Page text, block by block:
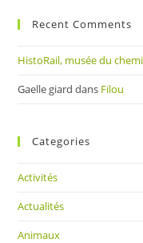
Recent Comments
HistoRail, musée du
Gaelle giard dans Filou
Categories
Activités
Actualités
Animaux